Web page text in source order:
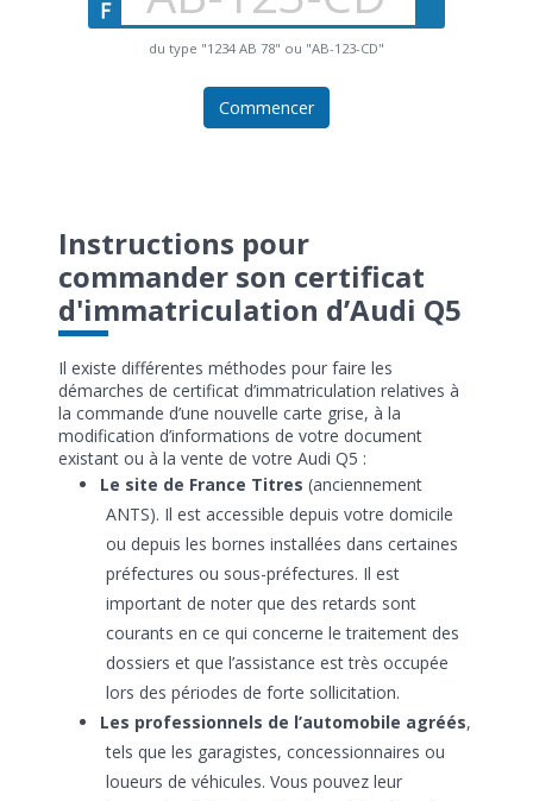
du type "1234 AB 78" ou "AB-123-CD"
Commencer
Instructions pour
commander son certificat
d'immatriculation d’Audi Q5
Il existe différentes méthodes pour faire les
démarches de certificat d’immatriculation relatives à
la commande d’une nouvelle carte grise, à la
modification d’informations de votre document
existant ou à la vente de votre Audi Q5 :
Le site de France Titres (anciennement
ANTS). Il est accessible depuis votre domicile
ou depuis les bornes installées dans certaines
préfectures ou sous-préfectures. Il est
important de noter que des retards sont
courants en ce qui concerne le traitement des
dossiers et que l’assistance est très occupée
lors des périodes de forte sollicitation.
Les professionnels de l’automobile agréés,
tels que les garagistes, concessionnaires ou
loueurs de véhicules. Vous pouvez leur